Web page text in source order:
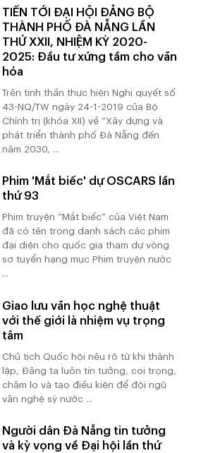
TIẾN TỚI ĐẠI HỘI ĐẢNG BỘ
THÀNH PHỐ ĐÀ NẴNG LẦN
THỨ XXII, NHIỆM KỲ 2020-
2025: Đầu tư xứng tầm cho văn
hóa
Trên tinh thần thực hiện Nghị quyết số
43-NQ/TW ngày 24-1-2019 của Bộ
Chính trị (khóa XII) về “Xây dựng và
phát triển thành phố Đà Nẵng đến
năm 2030, ...
Phim 'Mắt biếc' dự OSCARS lần
thứ 93
Phim truyện “Mắt biếc” của Việt Nam
đã có tên trong danh sách các phim
đại diện cho quốc gia tham dự vòng
sơ tuyển hạng mục Phim truyện nước
...
Giao lưu văn học nghệ thuật
với thế giới là nhiệm vụ trọng
tâm
Chủ tịch Quốc hội nêu rõ từ khi thành
lập, Đảng ta luôn tin tưởng, coi trọng,
chăm lo và tạo điều kiện để đội ngũ
văn nghệ sỹ nước ...
Người dân Đà Nẵng tin tưởng
và kỳ vọng về Đại hội lần thứ